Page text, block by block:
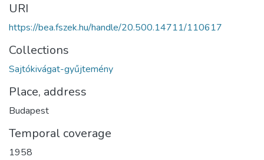
URI
https://bea.fszek.hu/handle/20.500.14711/110617
Collections
Sajtókivágat-gyűjtemény
Place, address
Budapest
Temporal coverage
1958